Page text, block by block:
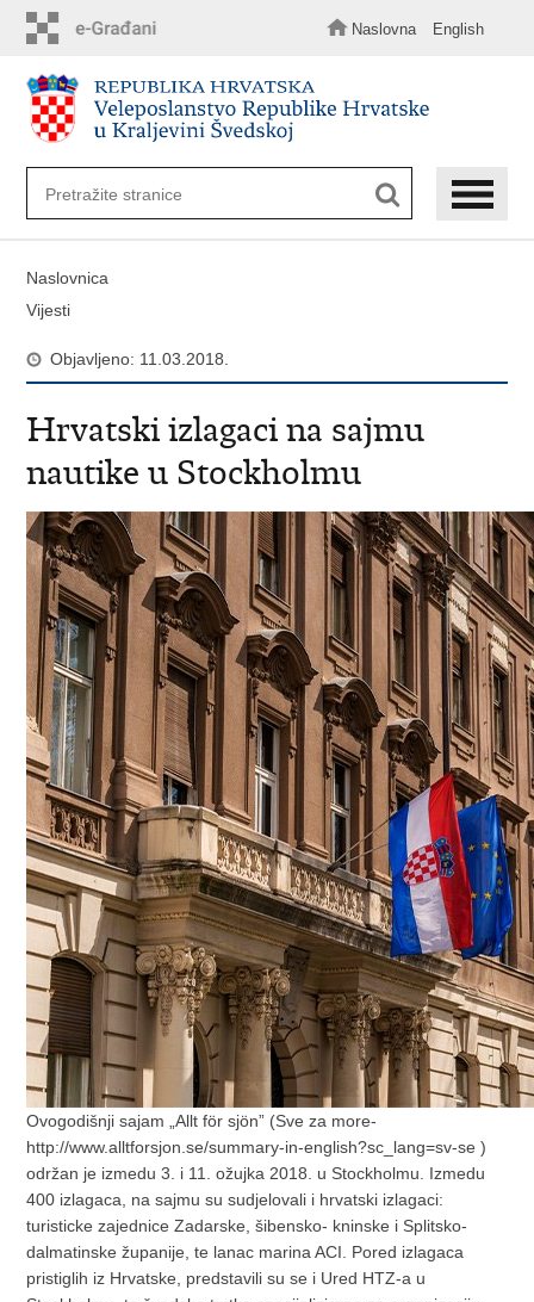
sadržaj
Naslovna English
Naslovnica
Vijesti
Objavljeno: 11.03.2018.
Hrvatski izlagaci na sajmu
nautike u Stockholmu
Ovogodišnji sajam „Allt för sjön” (Sve za more-
http://www.alltforsjon.se/summary-in-english?sc_lang=sv-se )
održan je izmedu 3. i 11. ožujka 2018. u Stockholmu. Izmedu
400 izlagaca, na sajmu su sudjelovali i hrvatski izlagaci:
turisticke zajednice Zadarske, šibensko- kninske i Splitsko-
dalmatinske županije, te lanac marina ACI. Pored izlagaca
pristiglih iz Hrvatske, predstavili su se i Ured HTZ-a u